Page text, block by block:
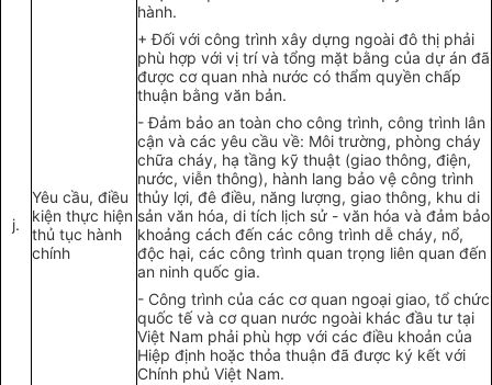
j.
Yêu cầu, điều
kiện thực hiện
thủ tục hành
chính
hành.
+ Đối với công trình xây dựng ngoài đô thị phải
phù hợp với vị trí và tổng mặt bằng của dự án đã
được cơ quan nhà nước có thẩm quyền chấp
thuận bằng văn bản.
-Đảm bảo an toàn cho công trình, công trình lân
cận và các yêu cầu về: Môi trường, phòng cháy
chữa cháy, hạ tầng kỹ thuật (giao thông, điện,
nước, viễn thông), hành lang bảo vệ công trình
thủy lợi, đê điều, năng lượng, giao thông, khu di
sản văn hóa, di tích lịch sử - văn hóa và đảm bảo
khoảng cách đến các công trình dễ cháy, nổ,
độc hại, các công trình quan trọng liên quan đến
an ninh quốc gia.
- Công trình của các cơ quan ngoại giao, tổ chức
quốc tế và cơ quan nước ngoài khác đầu tư tại
Việt Nam phải phù hợp với các điều khoản của
Hiệp định hoặc thỏa thuận đã được ký kết với
Chính phủ Việt Nam.